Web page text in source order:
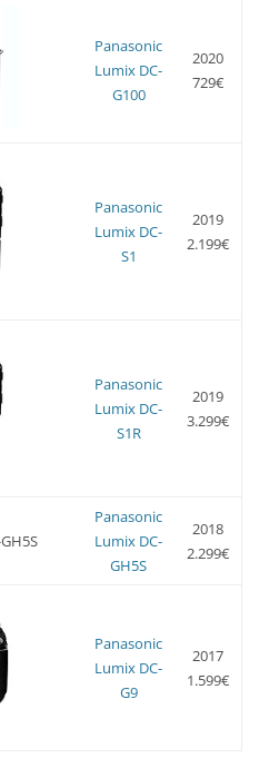
Panasonic
Lumix DC-
G100
2020
729€
Panasonic
Lumix DC-
S1
2019
2.199€
Panasonic
Lumix DC-
S1R
2019
3.299€
Panasonic
Lumix DC-
GH5S
2018
2.299€
Panasonic
Lumix DC-
G9
2017
1.599€